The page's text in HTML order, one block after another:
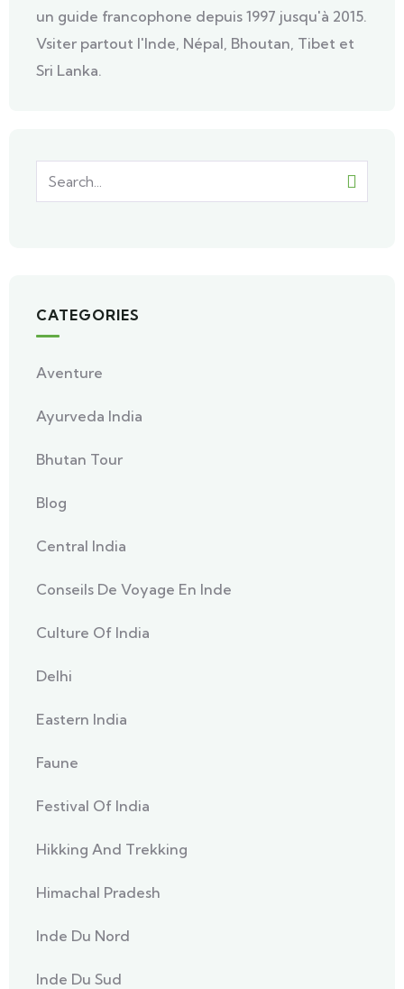
un guide francophone depuis 1997 jusqu'à 2015.
Vsiter partout l'Inde, Népal, Bhoutan, Tibet et
Sri Lanka.
CATEGORIES
Aventure
Ayurveda India
Bhutan Tour
Blog
Central India
Conseils De Voyage En Inde
Culture Of India
Delhi
Eastern India
Faune
Festival Of India
Hikking And Trekking
Himachal Pradesh
Inde Du Nord
Inde Du Sud